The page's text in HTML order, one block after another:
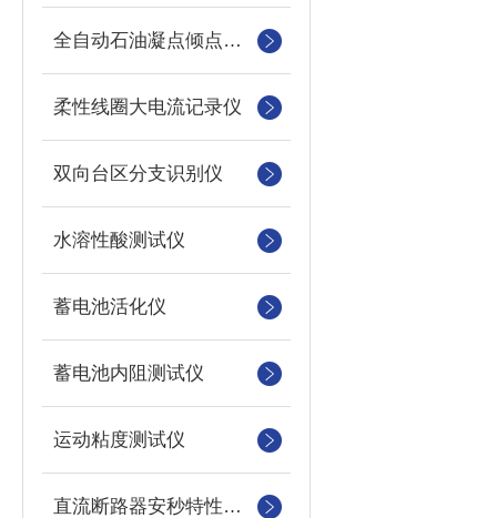
全自动石油凝点倾点测定仪
柔性线圈大电流记录仪
双向台区分支识别仪
水溶性酸测试仪
蓄电池活化仪
蓄电池内阻测试仪
运动粘度测试仪
直流断路器安秒特性测试仪